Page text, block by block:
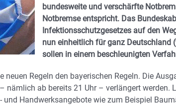
bundesweite und verschärfte
Notbremse entspricht. Das
Infektionsschutzgesetzes auf den
nun einheitlich für ganz Deutschland
sollen in einem beschleunigten
neuen Regeln den bayerischen Regeln. Die
nämlich ab bereits 21 Uhr – verlängert
und Handwerksangebote wie zum Beispiel